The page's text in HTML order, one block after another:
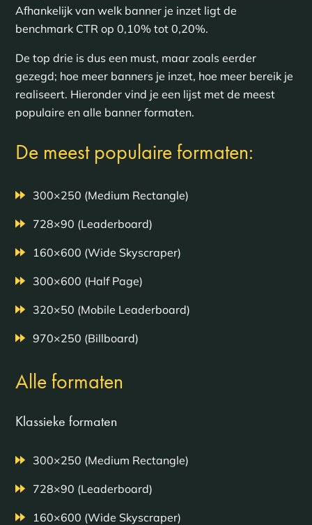
Afhankelijk van welk banner je inzet ligt de
benchmark CTR op 0,10% tot 0,20%.
De top drie is dus een must, maar zoals eerder
gezegd; hoe meer banners je inzet, hoe meer bereik je
realiseert. Hieronder vind je een lijst met de meest
populaire en alle banner formaten.
De meest populaire formaten:
300×250 (Medium Rectangle)
728×90 (Leaderboard)
160×600 (Wide Skyscraper)
300×600 (Half Page)
320×50 (Mobile Leaderboard)
970×250 (Billboard)
Alle formaten
Klassieke formaten
300×250 (Medium Rectangle)
728×90 (Leaderboard)
160×600 (Wide Skyscraper)